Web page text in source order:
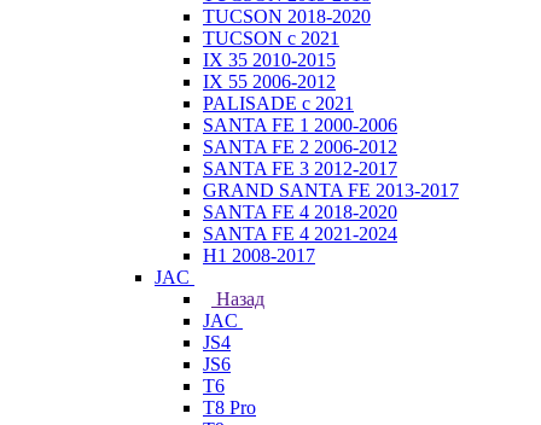
TUCSON 2018-2020
TUCSON с 2021
IX 35 2010-2015
IX 55 2006-2012
PALISADE с 2021
SANTA FE 1 2000-2006
SANTA FE 2 2006-2012
SANTA FE 3 2012-2017
GRAND SANTA FE 2013-2017
SANTA FE 4 2018-2020
SANTA FE 4 2021-2024
H1 2008-2017
JAC
Назад
JAC
JS4
JS6
T6
T8 Pro